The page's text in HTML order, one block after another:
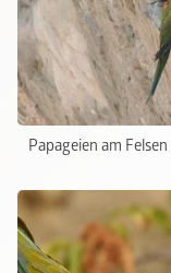
Papageien am Felsen